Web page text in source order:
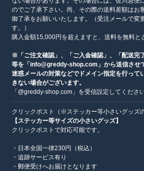
のでご了承下さい。尚、その際の送料差額はお
御了承をお願いいたします。（受注メールで変
す。）
購入金額15,000円を超えますと、送料を無料と
※「ご注文確認」、「ご入金確認」、「配送完
等を「info@greddy-shop.com」から送信させ
迷惑メールの対策などでドメイン指定を行って
きない場合がございます。
「@greddy-shop.com」を受信設定してください
クリックポスト（※ステッカー等小さいグッズの
【ステッカー等サイズの小さいグッズ】
クリックポストで対応可能です。
・日本全国一律230円（税込）
・追跡サービス有り
・郵便受けへお届けとなります